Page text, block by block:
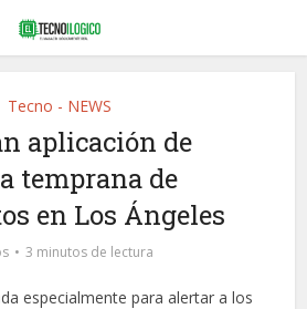
Tecno - NEWS
aplicación de
temprana de
en Los Ángeles
3 minutos de lectura
especialmente para alertar a los